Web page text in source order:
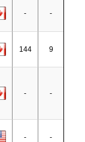
- -
144 9
- -
- -